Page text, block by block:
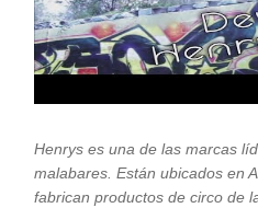
Henrys es una de las marcas
malabares. Están ubicados en
fabrican productos de circo de